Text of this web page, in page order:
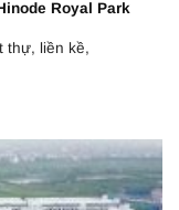
Royal Park
thự, liền kề,